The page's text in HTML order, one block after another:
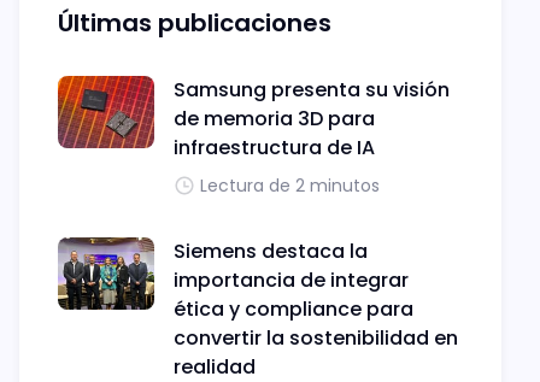
Últimas publicaciones
Samsung presenta su visión
de memoria 3D para
infraestructura de IA
Lectura de 2 minutos
Siemens destaca la
importancia de integrar
ética y compliance para
convertir la sostenibilidad en
realidad